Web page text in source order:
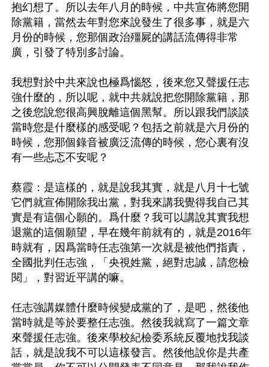
抱幻想了。所以去年八月的時候，中共宣佈將您開
除黨籍，當然去年對您來說發生了很多事，就是六
月份的時候，您那個政治殭屍的講話流傳得非常
廣，引發了特別多討論。
我想對於中共來說也極爲惱怒，後來您又聲援任志
強什麼的，所以呢，就中共就說把您開除黨籍，那
之後您說您很高興脫離這個黑幫。所以跟我們談談
當時您是什麼樣的感受呢？包括之前就是六月份的
時候，您那個錄音被廣泛流傳的時候，您心裏有沒
有一些忐忑不安呢？
蔡霞：是這樣的，就是說我其實，就是八月十七號
它們就宣佈開除我出黨，對我來講我覺得我自己其
實是有這個心願的。爲什麼？我可以講說其實我想
退黨的這個願望，早在幾年前就有的，就是2016年
時就有，因爲當時任志強第一次就是被他們指責，
全國批判任志強，「央視姓黨，絕對忠誠，請您檢
閱」，對習近平講的嘛。
任志強講媒體什麼時候變成黨的了，是吧，然後他
當時就是等於要整任志強。然後我就寫了一篇文章
來聲援任志強。後來學校紀檢委系統反覆地找我談
話，就是說我不可以這樣發言。然後他說你是共產